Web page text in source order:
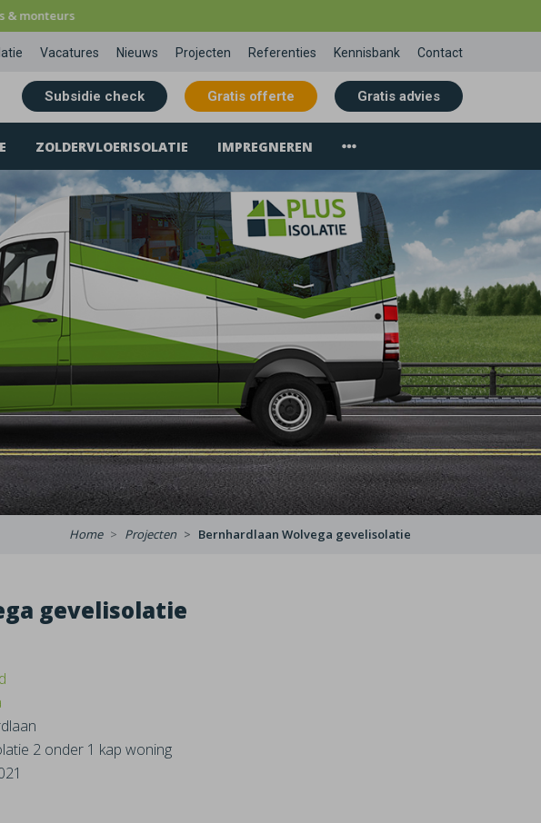
& monteurs
Vacatures Nieuws Projecten Referenties Kennisbank Contact
Subsidie check Gratis offerte Gratis advies
ZOLDERVLOERISOLATIE IMPREGNEREN
Home Projecten Bernhardlaan Wolvega gevelisolatie
gevelisolatie
2 onder 1 kap woning